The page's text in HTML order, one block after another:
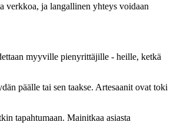
verkkoa, ja langallinen yhteys voidaan
myyville pienyrittäjille - heille, ketkä
päälle tai sen taakse. Artesaanit ovat toki
tapahtumaan. Mainitkaa asiasta